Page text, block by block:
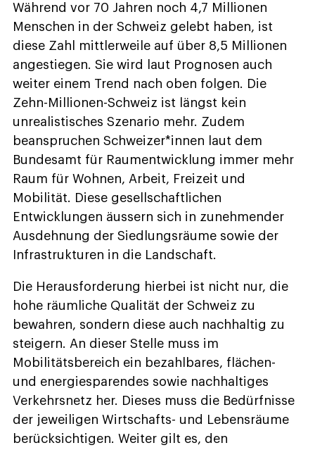
Während vor 70 Jahren noch 4,7 Millionen
Menschen in der Schweiz gelebt haben, ist
diese Zahl mittlerweile auf über 8,5 Millionen
angestiegen. Sie wird laut Prognosen auch
weiter einem Trend nach oben folgen. Die
Zehn-Millionen-Schweiz ist längst kein
unrealistisches Szenario mehr. Zudem
beanspruchen Schweizer*innen laut dem
Bundesamt für Raumentwicklung immer mehr
Raum für Wohnen, Arbeit, Freizeit und
Mobilität. Diese gesellschaftlichen
Entwicklungen äussern sich in zunehmender
Ausdehnung der Siedlungsräume sowie der
Infrastrukturen in die Landschaft.
Die Herausforderung hierbei ist nicht nur, die
hohe räumliche Qualität der Schweiz zu
bewahren, sondern diese auch nachhaltig zu
steigern. An dieser Stelle muss im
Mobilitätsbereich ein bezahlbares, flächen-
und energiesparendes sowie nachhaltiges
Verkehrsnetz her. Dieses muss die Bedürfnisse
der jeweiligen Wirtschafts- und Lebensräume
berücksichtigen. Weiter gilt es, den